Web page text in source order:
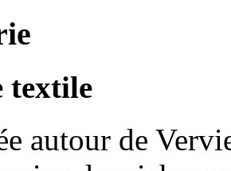
textile
autour de